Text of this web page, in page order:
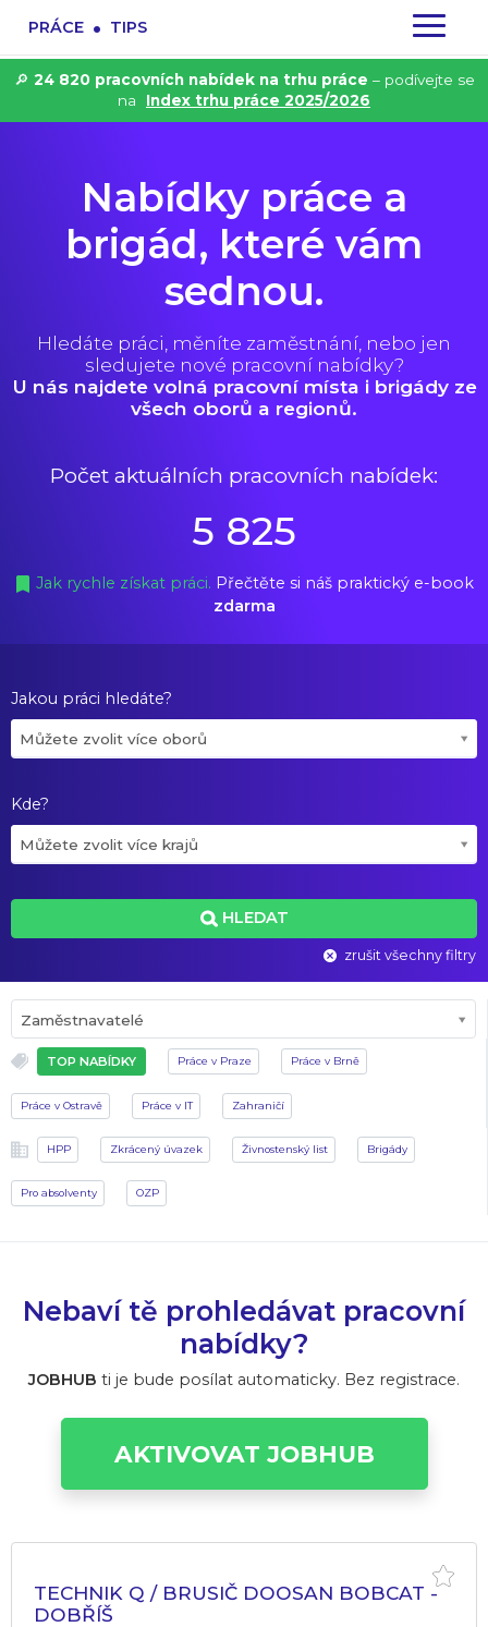
PRÁCE . TIPS
🔎 24 820 pracovních nabídek na trhu práce – podívejte se
na
Index trhu práce 2025/2026
Nabídky práce a
brigád, které vám
sednou.
Hledáte práci, měníte zaměstnání, nebo jen
sledujete nové pracovní nabídky?
U nás najdete volná pracovní místa i brigády ze
všech oborů a regionů.
Počet aktuálních pracovních nabídek:
5 825
Jak rychle získat práci. Přečtěte si náš praktický e-book
zdarma
Jakou práci hledáte?
Můžete zvolit více oborů
Kde?
Můžete zvolit více krajů
HLEDAT
zrušit všechny filtry
Zaměstnavatelé
TOP NABÍDKY Práce v Praze Práce v Brně
Práce v Ostravě Práce v IT Zahraničí
HPP Zkrácený úvazek Živnostenský list Brigády
Pro absolventy OZP
Nebaví tě prohledávat pracovní
nabídky?
JOBHUB ti je bude posílat automaticky. Bez registrace.
AKTIVOVAT JOBHUB
TECHNIK Q / BRUSIČ DOOSAN BOBCAT -
DOBŘÍŠ